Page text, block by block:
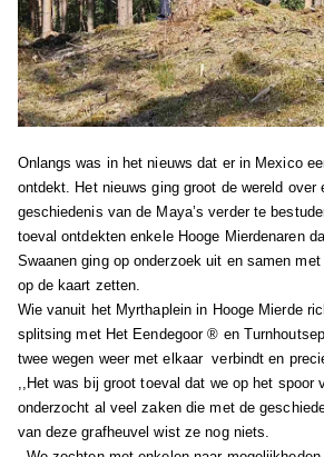
Onlangs was in het nieuws dat er in Mexico
ontdekt. Het nieuws ging groot de wereld
geschiedenis van de Maya’s verder te
toeval ontdekten enkele Hooge Mierdenaren
Swaanen ging op onderzoek uit en samen
op de kaart zetten.
Wie vanuit het Myrthaplein in Hooge Mierde
splitsing met Het Eendegoor ® en
twee wegen weer met elkaar verbindt en
,,Het was bij groot toeval dat we op het spoor
onderzocht al veel zaken die met de
van deze grafheuvel wist ze nog niets.